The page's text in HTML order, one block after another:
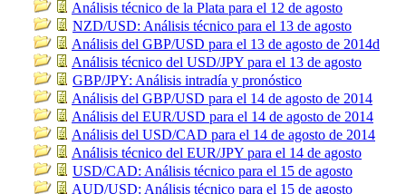
Análisis técnico de la Plata para el 12 de agosto
NZD/USD: Análisis técnico para el 13 de agosto
Análisis del GBP/USD para el 13 de agosto de 2014d
Análisis técnico del USD/JPY para el 13 de agosto
GBP/JPY: Análisis intradía y pronóstico
Análisis del GBP/USD para el 14 de agosto de 2014
Análisis del EUR/USD para el 14 de agosto de 2014
Análisis del USD/CAD para el 14 de agosto de 2014
Análisis técnico del EUR/JPY para el 14 de agosto
USD/CAD: Análisis técnico para el 15 de agosto
AUD/USD: Análisis técnico para el 15 de agosto